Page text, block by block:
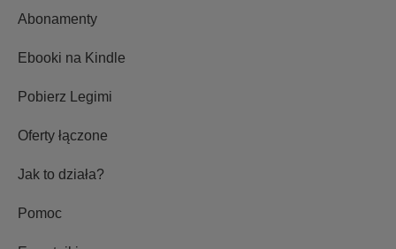
Abonamenty
Ebooki na Kindle
Pobierz Legimi
Oferty łączone
Jak to działa?
Pomoc